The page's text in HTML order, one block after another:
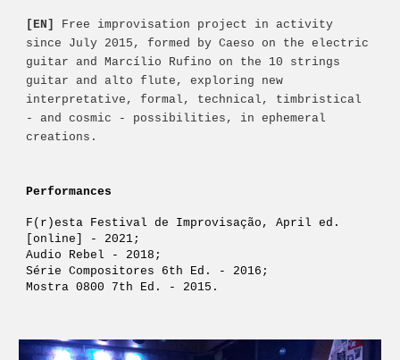
[EN] Free improvisation project in activity
since July 2015, formed by Caeso on the electric
guitar and Marcílio Rufino on the 10 strings
guitar and alto flute, exploring new
interpretative, formal, technical, timbristical
- and cosmic - possibilities, in ephemeral
creations.
Performances
F(r)esta Festival de Improvisação, April ed.
[online] - 2021;
Audio Rebel - 2018;
Série Compositores 6th Ed. - 2016;
Mostra 0800 7th Ed. - 2015.